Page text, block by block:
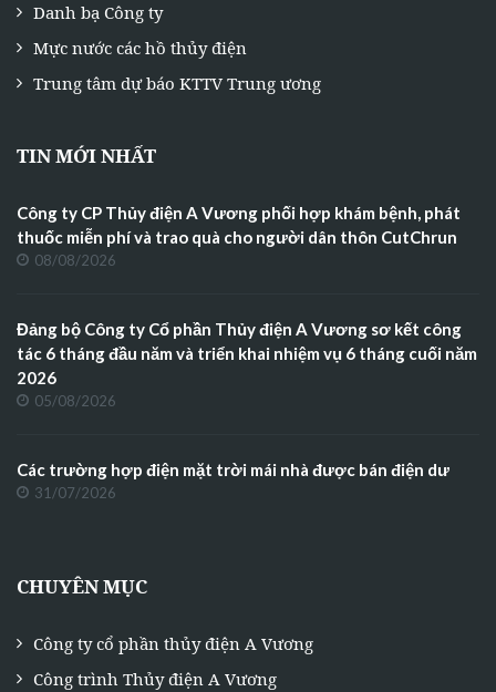
Danh bạ Công ty
Mực nước các hồ thủy điện
Trung tâm dự báo KTTV Trung ương
TIN MỚI NHẤT
Công ty CP Thủy điện A Vương phối hợp khám bệnh, phát
thuốc miễn phí và trao quà cho người dân thôn CutChrun
08/08/2026
Đảng bộ Công ty Cổ phần Thủy điện A Vương sơ kết công
tác 6 tháng đầu năm và triển khai nhiệm vụ 6 tháng cuối năm
2026
05/08/2026
Các trường hợp điện mặt trời mái nhà được bán điện dư
31/07/2026
CHUYÊN MỤC
Công ty cổ phần thủy điện A Vương
Công trình Thủy điện A Vương